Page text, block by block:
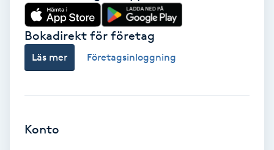
Nagelklippning
Nagelsvamp
Nageltrång
Nagelvård
Bokadirekt för företag
Läs mer Företagsinloggning
Konto